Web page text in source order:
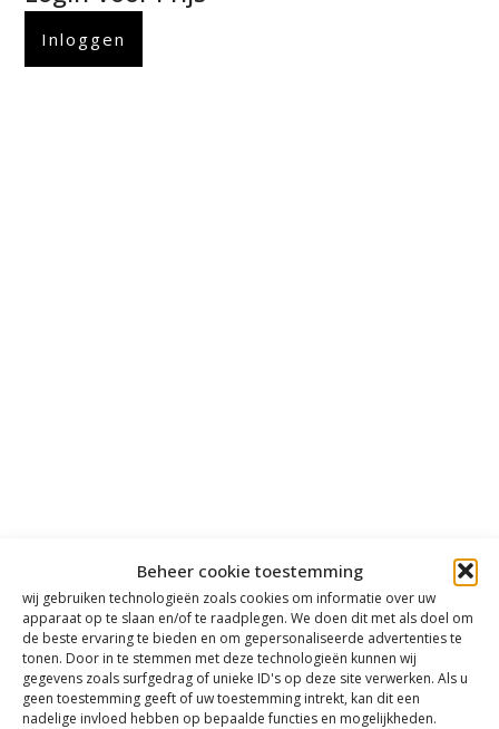
Beheer cookie toestemming
wij gebruiken technologieën zoals cookies om informatie over uw
apparaat op te slaan en/of te raadplegen. We doen dit met als doel om
de beste ervaring te bieden en om gepersonaliseerde advertenties te
tonen. Door in te stemmen met deze technologieën kunnen wij
gegevens zoals surfgedrag of unieke ID's op deze site verwerken. Als u
geen toestemming geeft of uw toestemming intrekt, kan dit een
nadelige invloed hebben op bepaalde functies en mogelijkheden.
Inloggen